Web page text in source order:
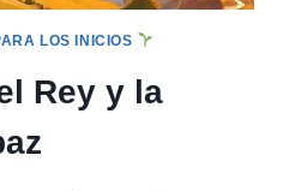
LOS INICIOS
Rey y la